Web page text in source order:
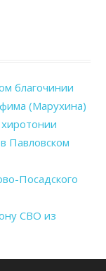
благочинии
(Марухина)
Павловском
Посадского
СВО из